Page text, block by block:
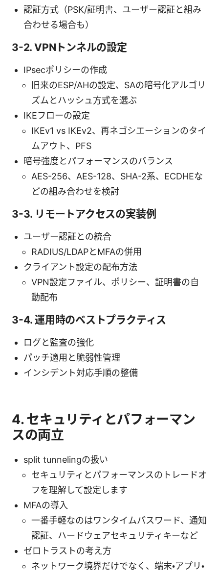
認証方式（PSK/証明書、ユーザー認証と組み
合わせる場合も）
3-2. VPNトンネルの設定
IPsecポリシーの作成
旧来のESP/AHの設定、SAの暗号化アルゴリ
ズムとハッシュ方式を選ぶ
IKEフローの設定
IKEv1 vs IKEv2、再ネゴシエーションのタイ
ムアウト、PFS
暗号強度とパフォーマンスのバランス
AES-256、AES-128、SHA-2系、ECDHEな
どの組み合わせを検討
3-3. リモートアクセスの実装例
ユーザー認証との統合
RADIUS/LDAPとMFAの併用
クライアント設定の配布方法
VPN設定ファイル、ポリシー、証明書の自
動配布
3-4. 運用時のベストプラクティス
ログと監査の強化
パッチ適用と脆弱性管理
インシデント対応手順の整備
4. セキュリティとパフォーマン
スの両立
split tunnelingの扱い
セキュリティとパフォーマンスのトレードオ
フを理解して設定します
MFAの導入
一番手軽なのはワンタイムパスワード、通知
認証、ハードウェアセキュリティキーなど
ゼロトラストの考え方
ネットワーク境界だけでなく、端末・アプリ・